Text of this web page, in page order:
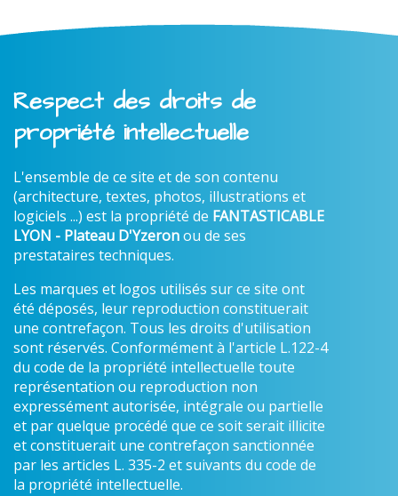
Respect des droits de
propriété intellectuelle
L'ensemble de ce site et de son contenu
(architecture, textes, photos, illustrations et
logiciels ...) est la propriété de FANTASTICABLE
LYON - Plateau D'Yzeronou de ses
prestataires techniques.
Les marques et logos utilisés sur ce site ont
été déposés, leur reproduction constituerait
une contrefaçon. Tous les droits d'utilisation
sont réservés. Conformément à l'article L.122-4
du code de la propriété intellectuelle toute
représentation ou reproduction non
expressément autorisée, intégrale ou partielle
et par quelque procédé que ce soit serait illicite
et constituerait une contrefaçon sanctionnée
par les articles L. 335-2 et suivants du code de
la propriété intellectuelle.